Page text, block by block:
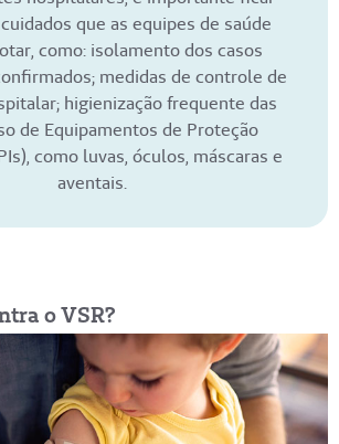
que as equipes de saúde
como: isolamento dos casos
medidas de controle de
higienização frequente das
de Equipamentos de Proteção
como luvas, óculos, máscaras e
aventais.
o VSR?